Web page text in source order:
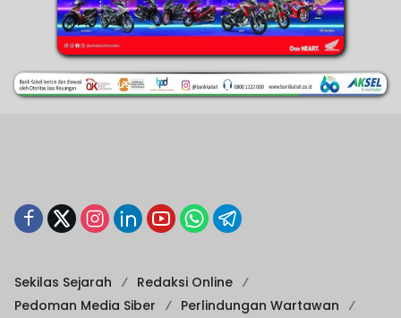
Sekilas Sejarah
Redaksi Online
Pedoman Media Siber
Perlindungan Wartawan